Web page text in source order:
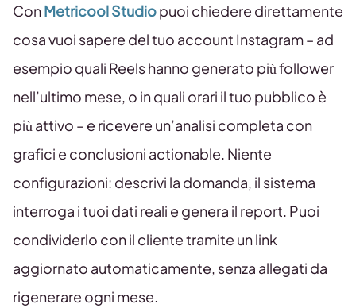
ConMetricool Studiopuoi chiedere direttamente
cosa vuoi sapere del tuo account Instagram – ad
esempio quali Reels hanno generato più follower
nell’ultimo mese, o in quali orari il tuo pubblico è
più attivo – e ricevere un’analisi completa con
grafici e conclusioni actionable. Niente
configurazioni: descrivi la domanda, il sistema
interroga i tuoi dati reali e genera il report. Puoi
condividerlo con il cliente tramite un link
aggiornato automaticamente, senza allegati da
rigenerare ogni mese.